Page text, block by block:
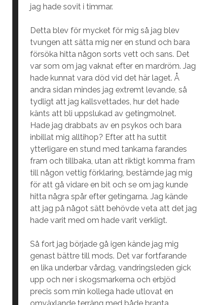
jag hade sovit i timmar.
Detta blev för mycket för mig så jag blev
tvungen att sätta mig ner en stund och bara
försöka hitta någon sorts vett och sans. Det
var som om jag vaknat efter en mardröm. Jag
hade kunnat vara död vid det här laget. Å
andra sidan mindes jag extremt levande, så
tydligt att jag kallsvettades, hur det hade
känts att bli uppslukad av getingmolnet.
Hade jag drabbats av en psykos och bara
inbillat mig alltihop? Efter att ha suttit
ytterligare en stund med tankarna farandes
fram och tillbaka, utan att riktigt komma fram
till någon vettig förklaring, bestämde jag mig
för att gå vidare en bit och se om jag kunde
hitta några spår efter getingarna. Jag kände
att jag på något sätt behövde veta att det jag
hade varit med om hade varit verkligt.
Så fort jag började gå igen kände jag mig
genast bättre till mods. Det var fortfarande
en lika underbar vårdag, vandringsleden gick
upp och ner i skogsmarkerna och erbjöd
precis som min kollega hade utlovat en